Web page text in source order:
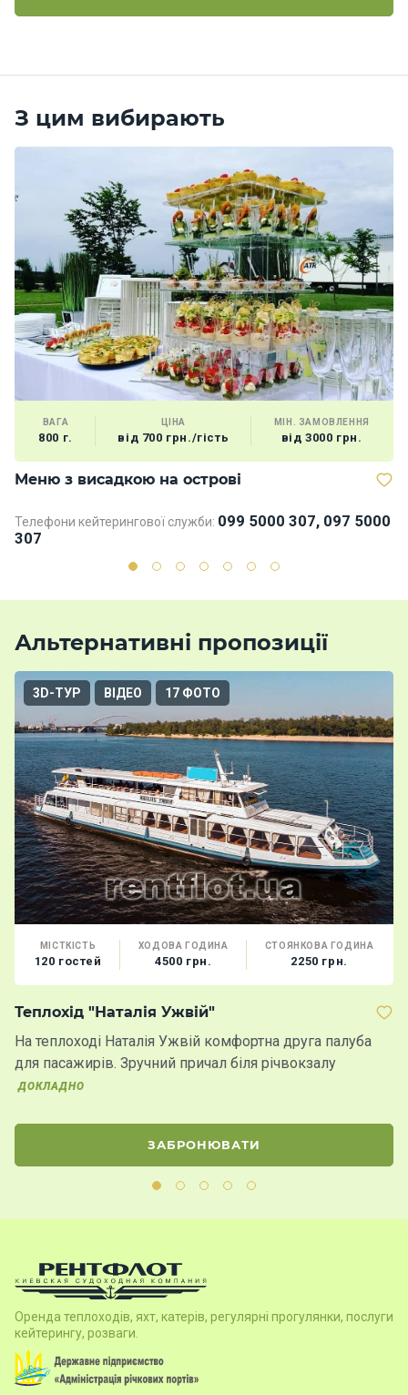
З цим вибирають
ВАГА
800 г.
ЦІНА
від 700 грн./гість
МІН. ЗАМОВЛЕННЯ
від 3000 грн.
Меню з висадкою на острові
Телефони кейтерингової служби: 099 5000 307, 097 5000
307
Альтернативні пропозиції
3D-ТУР ВІДЕО 17 ФОТО
МІСТКІСТЬ
120 гостей
ХОДОВА ГОДИНА
4500 грн.
СТОЯНКОВА ГОДИНА
2250 грн.
Теплохід "Наталія Ужвій"
На теплоході Наталія Ужвій комфортна друга палуба
для пасажирів. Зручний причал біля річвокзалу
ДОКЛАДНО
ЗАБРОНЮВАТИ
Оренда теплоходів, яхт, катерів, регулярні прогулянки, послуги
кейтерингу, розваги.